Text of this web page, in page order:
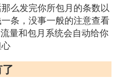
么发完你所包月的条数以
条，没事一般的注意查看
量和包月系统会自动给你